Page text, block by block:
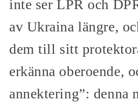
inte ser LPR och
av Ukraina längre,
dem till sitt
erkänna oberoende,
annektering”: denna